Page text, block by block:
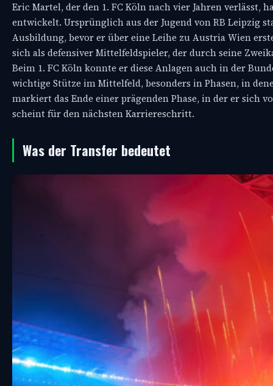
Eric Martel, der den 1. FC Köln nach vier Jahren
entwickelt. Ursprünglich aus der Jugend von RB Leipzig
Ausbildung, bevor er über eine Leihe zu Austria Wien
sich als defensiver Mittelfeldspieler, der durch seine
Beim 1. FC Köln konnte er diese Anlagen auch in der
wichtige Stütze im Mittelfeld, besonders in Phasen, in
markiert das Ende einer prägenden Phase, in der er sich
scheint für den nächsten Karriereschritt.
Was der Transfer bedeutet